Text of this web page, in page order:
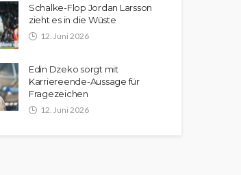
Schalke-Flop Jordan Larsson
zieht es in die Wüste
12. Juni 2026
Edin Dzeko sorgt mit
Karriereende-Aussage für
Fragezeichen
12. Juni 2026